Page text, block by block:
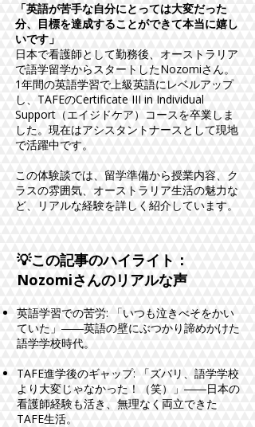
「英語が苦手な自分にとっては大変だった
分、目標を達成することができて本当に嬉し
いです」
日本で看護師として勤務後、オーストラリア
で語学留学からスタートしたNozomiさん。
1年間の英語学習で上級英語にレベルアップ
し、TAFEのCertificate III in Individual
Support（エイジドケア）コースを卒業しま
した。現在はアシスタントナースとして現地
で活躍中です。
この体験談では、留学準備から授業内容、ク
ラスの雰囲気、オーストラリア生活の魅力な
ど、リアルな経験を詳しく紹介しています。
💡この記事のハイライト：
Nozomiさんのリアルな声
英語学習での苦労: 「いつも泣きべそをかい
ていた」――英語の壁にぶつかり諦めかけた
語学学校時代。
TAFE進学後のギャップ: 「ズバリ、語学学校
より大変じゃなかった！（笑）」――日本の
看護師経験も活き、無理なく両立できた
TAFE生活。